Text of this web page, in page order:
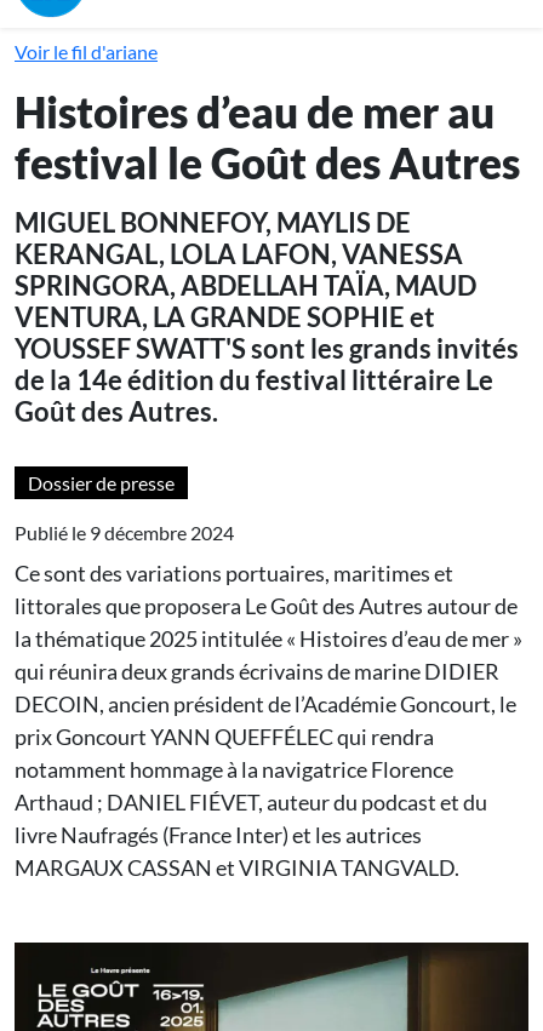
Voir le fil d'ariane
Histoires d’eau de mer au
festival le Goût des Autres
MIGUEL BONNEFOY, MAYLIS DE
KERANGAL, LOLA LAFON, VANESSA
SPRINGORA, ABDELLAH TAÏA, MAUD
VENTURA, LA GRANDE SOPHIE et
YOUSSEF SWATT'S sont les grands invités
de la 14e édition du festival littéraire Le
Goût des Autres.
Dossier de presse
Publié le 9 décembre 2024
Ce sont des variations portuaires, maritimes et
littorales que proposera Le Goût des Autres autour de
la thématique 2025 intitulée « Histoires d’eau de mer »
qui réunira deux grands écrivains de marine DIDIER
DECOIN, ancien président de l’Académie Goncourt, le
prix Goncourt YANN QUEFFÉLEC qui rendra
notamment hommage à la navigatrice Florence
Arthaud ; DANIEL FIÉVET, auteur du podcast et du
livre Naufragés (France Inter) et les autrices
MARGAUX CASSAN et VIRGINIA TANGVALD.